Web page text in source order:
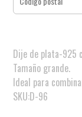
Dije de plata-925
Tamaño grande.
Ideal para
SKU:D-96